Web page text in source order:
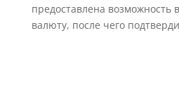
предоставлена
валюту, после чего